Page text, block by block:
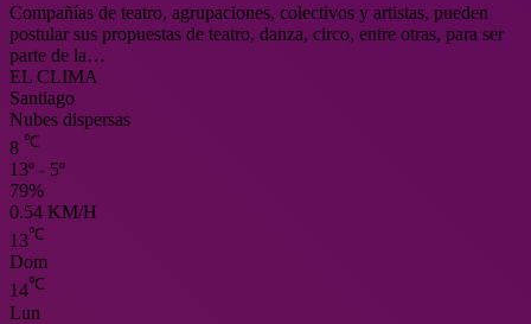
Compañías de teatro, agrupaciones, colectivos y artistas, pueden
postular sus propuestas de teatro, danza, circo, entre otras, para ser
parte de la…
EL CLIMA
Santiago
Nubes dispersas
8 ℃
13º - 5º
79%
0.54 KM/H
13℃
Dom
14℃
Lun